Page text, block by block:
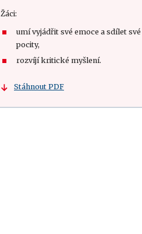
Žáci:
umí vyjádřit své emoce a sdílet své
pocity,
rozvíjí kritické myšlení.
Stáhnout PDF